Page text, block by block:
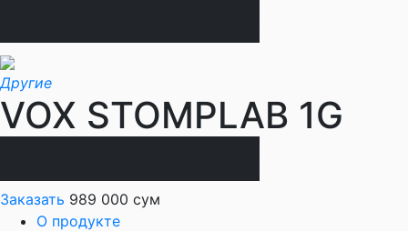
Другие
VOX STOMPLAB 1G
Заказать 989 000 сум
О продукте